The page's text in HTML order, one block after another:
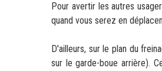
Pour avertir les autres
quand vous serez en
D'ailleurs, sur le plan du
sur le garde-boue arrière).